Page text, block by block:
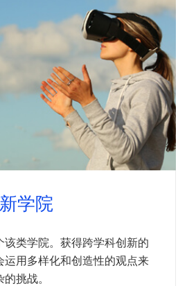
学院
该类学院。获得跨学科创新的
运用多样化和创造性的观点来
挑战。